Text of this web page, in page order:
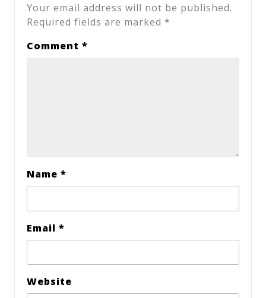
Your email address will not be published.
Required fields are marked *
Comment *
Name *
Email *
Website